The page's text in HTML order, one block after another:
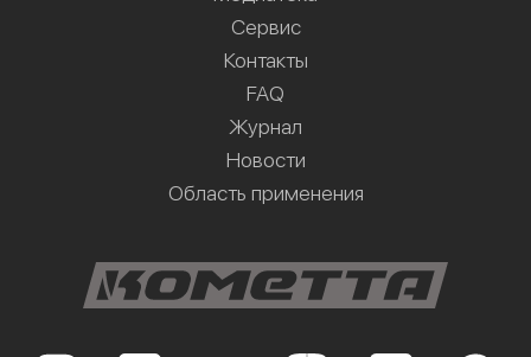
Сервис
Контакты
FAQ
Журнал
Новости
Область применения